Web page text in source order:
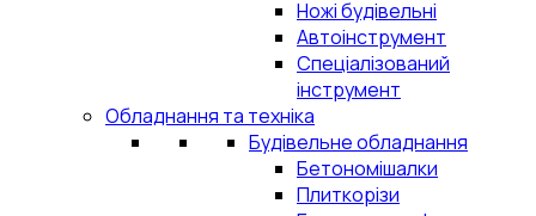
Ножі будівельні
Автоінструмент
Спеціалізований
інструмент
Обладнання та техніка
Будівельне обладнання
Бетономішалки
Плиткорізи